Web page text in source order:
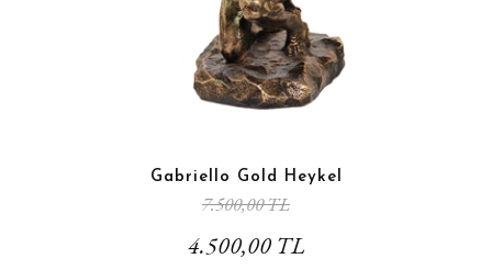
Gabriello Gold Heykel
7.500,00 TL
4.500,00 TL